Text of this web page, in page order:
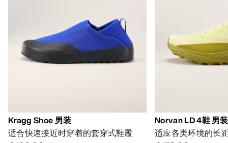
Kragg Shoe 男装
适合快速接近时穿着的套穿式鞋履
Norvan LD 4鞋 男装
适应各类环境的长